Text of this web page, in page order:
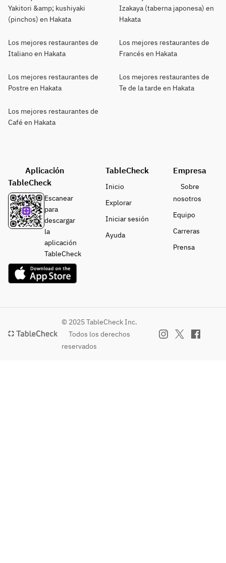
Yakitori &amp; kushiyaki
(pinchos) en Hakata
Izakaya (taberna japonesa) en
Hakata
Los mejores restaurantes de
Italiano en Hakata
Los mejores restaurantes de
Francés en Hakata
Los mejores restaurantes de
Postre en Hakata
Los mejores restaurantes de
Te de la tarde en Hakata
Los mejores restaurantes de
Café en Hakata
Aplicación
TableCheck
Escanear
para
descargar
la
aplicación
TableCheck
TableCheck
Inicio
Explorar
Iniciar sesión
Ayuda
Empresa
Sobre
nosotros
Equipo
Carreras
Prensa
© 2025 TableCheck Inc.
Todos los derechos
reservados